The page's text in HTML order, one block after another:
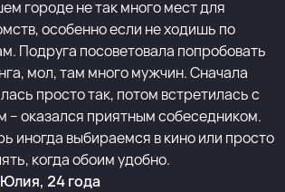
городе не так много мест для
особенно если не ходишь по
Подруга посоветовала попробовать
мол, там много мужчин. Сначала
просто так, потом встретилась с
– оказался приятным собеседником.
иногда выбираемся в кино или просто
когда обоим удобно.
Юлия, 24 года